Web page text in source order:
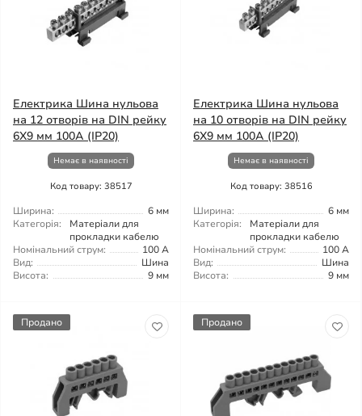
Електрика Шина нульова
на 12 отворів на DIN рейку
6X9 мм 100A (IP20)
Немає в наявності
Код товару: 38517
Ширина:
6 мм
Категорія:
Матеріали для
прокладки кабелю
Номінальний струм:
100 А
Вид:
Шина
Висота:
9 мм
Електрика Шина нульова
на 10 отворів на DIN рейку
6X9 мм 100A (IP20)
Немає в наявності
Код товару: 38516
Ширина:
6 мм
Категорія:
Матеріали для
прокладки кабелю
Номінальний струм:
100 А
Вид:
Шина
Висота:
9 мм
Продано Продано